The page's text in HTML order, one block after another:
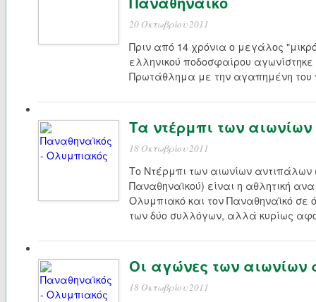
20 Οκτωβρίου 2011
Πριν από 14 χρόνια ο μεγάλος
ελληνικού ποδοσφαίρου
Πρωτάθλημα με την αγαπημένη
Τα ντέρμπι των
18 Οκτωβρίου 2011
Το Ντέρμπι των αιωνίων
Παναθηναϊκού) είναι η αθλητική
Ολυμπιακό και τον Παναθηναϊκό
των δύο συλλόγων, αλλά κυρίως
Οι αγώνες των αιωνίων
18 Οκτωβρίου 2011